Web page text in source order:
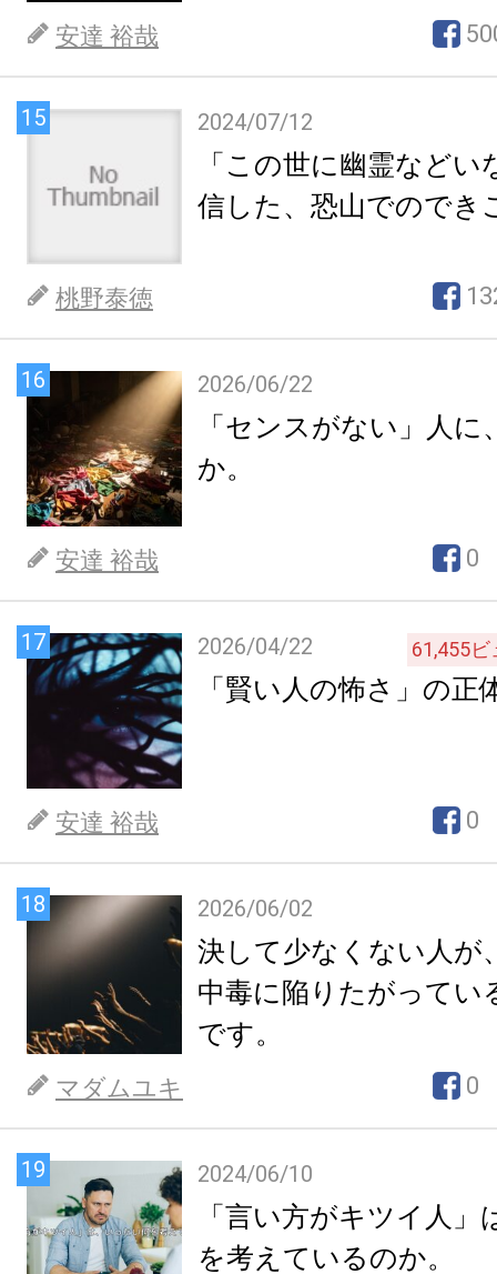
安達 裕哉
15 2024/07/12
「この世に幽霊など
信した、恐山でのでき
桃野泰徳
16 2026/06/22
「センスがない」人
か。
安達 裕哉 0
17 2026/04/22 61,455ビ
「賢い人の怖さ」の正
安達 裕哉 0
18 2026/06/02
決して少なくない人が
中毒に陥りたがってい
です。
マダムユキ 0
19 2024/06/10
「言い方がキツイ人
を考えているのか。